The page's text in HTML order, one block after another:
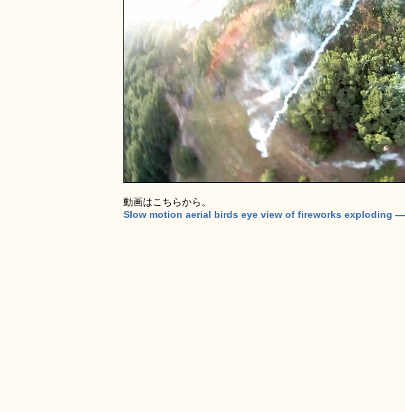
動画はこちらから。
Slow motion aerial birds eye view of fireworks exploding